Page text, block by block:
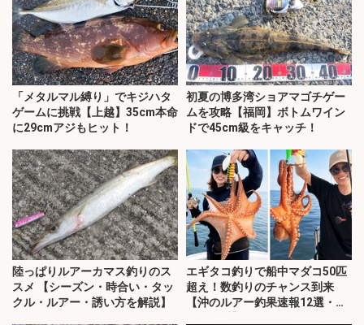
「メタルマル縛り」でキジハタ
ゲームに挑戦【上越】35cm本命
に29cmアジもヒット！
初夏の博多湾ショアマゴチゲー
ムを攻略【福岡】ボトムワイン
ドで45cm級をキャッチ！
陸っぱりルアーカマス釣りのス
スメ 【シーズン・時合い・タッ
クル・ルアー・誘い方を解説】
エギタコ釣りで船中マダコ50匹
超え！数釣りのチャンス到来
【沖のルアー釣果速報12選・愛